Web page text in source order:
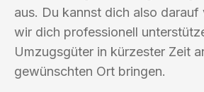
aus. Du kannst dich also darauf
wir dich professionell
Umzugsgüter in kürzester Zeit
gewünschten Ort bringen.